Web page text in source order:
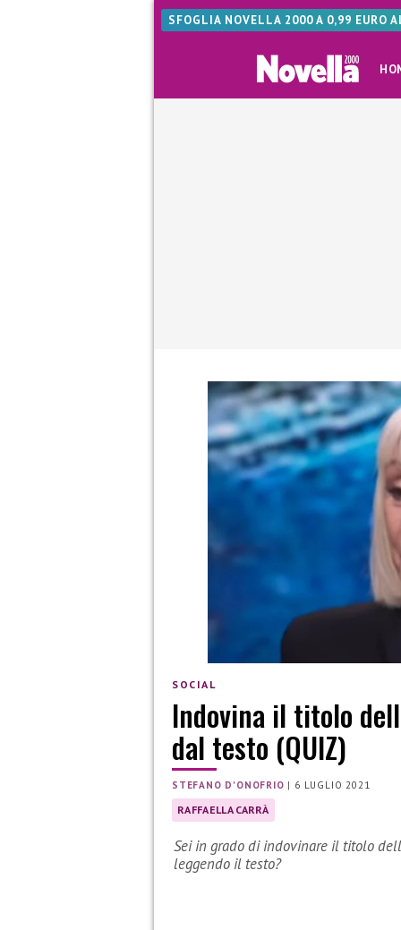
SFOGLIA NOVELLA 2000 A 0,99 EURO
SOCIAL
Indovina il titolo
dal testo (QUIZ)
STEFANO D'ONOFRIO | 6 LUGLIO 2021
RAFFAELLA CARRÀ
Sei in grado di indovinare il titolo
leggendo il testo?